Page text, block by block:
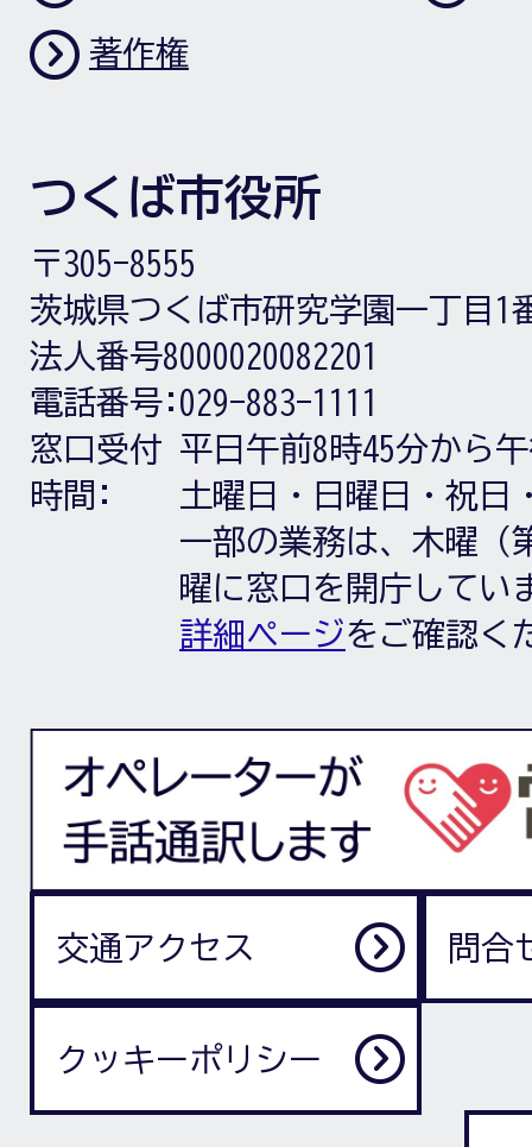
著作権
つくば市役所
〒305-8555
茨城県つくば市研究学園一丁目1
法人番号8000020082201
電話番号: 029-883-1111
窓口受付
時間:
平日午前8時45分から
土曜日・日曜日・祝日
一部の業務は、木曜（
曜に窓口を開庁してい
詳細ページをご確認く
交通アクセス 問合
クッキーポリシー